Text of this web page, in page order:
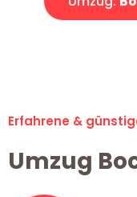
Erfahrene &
Umzug